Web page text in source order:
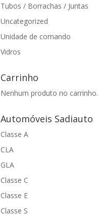
Tubos / Borrachas / Juntas
Uncategorized
Unidade de comando
Vidros
Carrinho
Nenhum produto no carrinho.
Automóveis Sadiauto
Classe A
CLA
GLA
Classe C
Classe E
Classe S